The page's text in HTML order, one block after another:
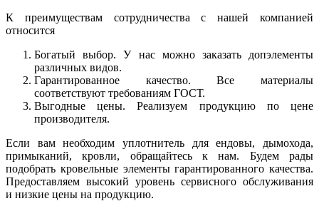
К преимуществам сотрудничества с нашей компанией
относится
Богатый выбор. У нас можно заказать допэлементы
различных видов.
Гарантированное качество. Все материалы
соответствуют требованиям ГОСТ.
Выгодные цены. Реализуем продукцию по цене
производителя.
Если вам необходим уплотнитель для ендовы, дымохода,
примыканий, кровли, обращайтесь к нам. Будем рады
подобрать кровельные элементы гарантированного качества.
Предоставляем высокий уровень сервисного обслуживания
и низкие цены на продукцию.